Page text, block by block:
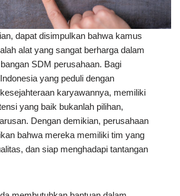
dapat disimpulkan bahwa kamus
alat yang sangat berharga dalam
SDM perusahaan. Bagi
yang peduli dengan
karyawannya, memiliki
yang baik bukanlah pilihan,
Dengan demikian, perusahaan
bahwa mereka memiliki tim yang
dan siap menghadapi tantangan